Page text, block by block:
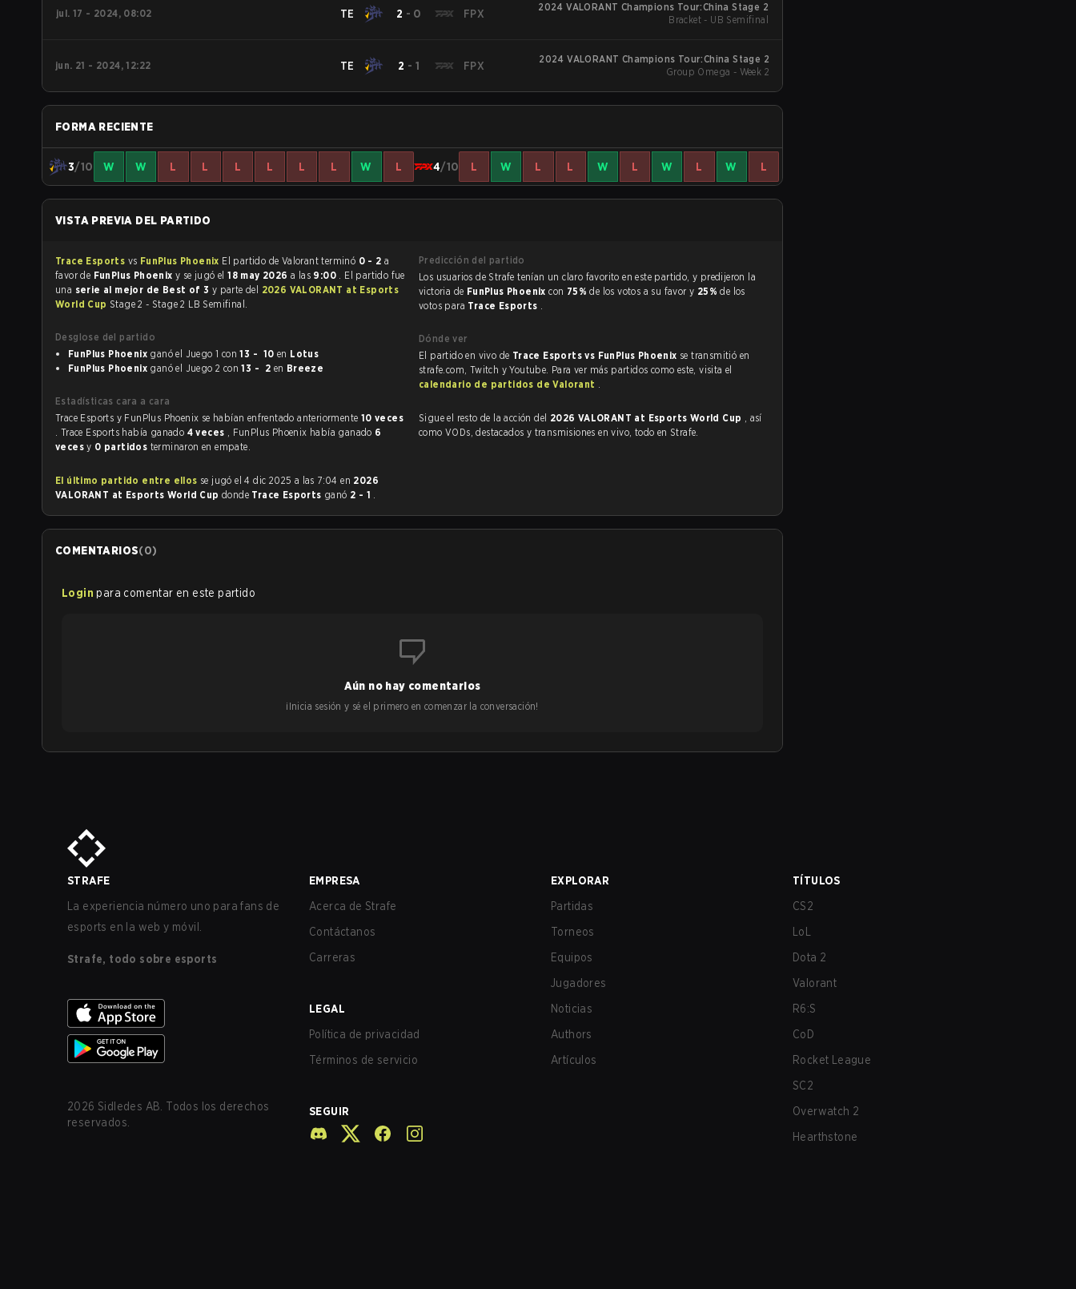
jul. 17 - 2024, 08:02 TE 2 - 0 FPX
2024 VALORANT Champions Tour:China Stage 2
Bracket - UB Semifinal
jun. 21 - 2024, 12:22 TE 2 - 1 FPX
2024 VALORANT Champions Tour:China Stage 2
Group Omega - Week 2
FORMA RECIENTE
3/10 W W L L L L L L W L 4/10 L W L L W L W L W L
VISTA PREVIA DEL PARTIDO
Trace Esports vs FunPlus Phoenix El partido de Valorant terminó 0 - 2
favor de FunPlus Phoenix y se jugó el18 may 2026 a las 9:00 . El partido fue
una serie al mejor de Best of 3 y parte del 2026 VALORANT at Esports
World Cup Stage 2 - Stage 2 LB Semifinal.
Desglose del partido
FunPlus Phoenix
ganó el Juego 1 con 13 - 10 en Lotus
FunPlus Phoenix
ganó el Juego 2 con 13 - 2 en Breeze
Estadísticas cara a cara
Trace Esports y FunPlus Phoenix se habían enfrentado anteriormente 10 veces
. Trace Esports había ganado 4 veces , FunPlus Phoenix había ganado 6
vecesy 0 partidos terminaron en empate.
El último partido entre ellos se jugó el 4 dic 2025 a las 7:04 en 2026
VALORANT at Esports World Cup donde Trace Esports ganó 2 - 1 .
Predicción del partido
Los usuarios de Strafe tenían un claro favorito en este partido, y predijeron la
victoria de FunPlus Phoenixcon 75%de los votos a su favor y 25%de los
votos para Trace Esports .
Dónde ver
El partido en vivo de Trace Esports vs FunPlus Phoenix se transmitió en
strafe.com, Twitch y Youtube. Para ver más partidos como este, visita el
calendario de partidos de Valorant .
Sigue el resto de la acción del 2026 VALORANT at Esports World Cup , así
como VODs, destacados y transmisiones en vivo, todo en Strafe.
COMENTARIOS(0)
Login para comentar en este partido
Aún no hay comentarios
¡Inicia sesión y sé el primero en comenzar la conversación!
STRAFE
La experiencia número uno para fans de
esports en la web y móvil.
Strafe, todo sobre esports
2026 Sidledes AB. Todos los derechos
reservados.
EMPRESA
Acerca de Strafe
Contáctanos
Carreras
LEGAL
Política de privacidad
Términos de servicio
SEGUIR
EXPLORAR
Partidas
Torneos
Equipos
Jugadores
Noticias
Authors
Artículos
TÍTULOS
CS2
LoL
Dota 2
Valorant
R6:S
CoD
Rocket League
SC2
Overwatch 2
Hearthstone